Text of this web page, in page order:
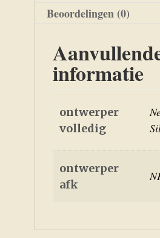
Beoordelingen (0)
informatie
ontwerper
volledig
ontwerper
afk